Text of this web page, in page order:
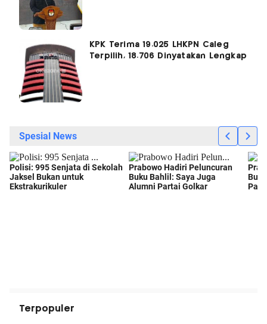
KPK Terima 19.025 LHKPN Caleg
Terpilih, 18.706 Dinyatakan Lengkap
Terpopuler